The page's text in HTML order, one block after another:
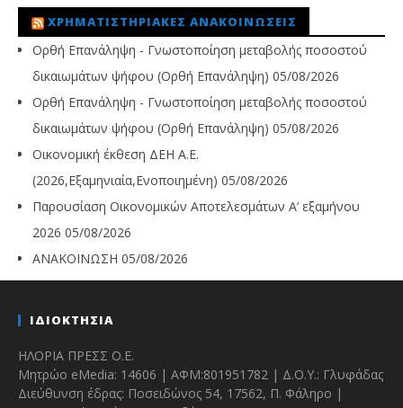
ΧΡΗΜΑΤΙΣΤΗΡΙΑΚΈΣ ΑΝΑΚΟΙΝΏΣΕΙΣ
Ορθή Επανάληψη - Γνωστοποίηση μεταβολής ποσοστού
δικαιωμάτων ψήφου (Ορθή Επανάληψη) 05/08/2026
Ορθή Επανάληψη - Γνωστοποίηση μεταβολής ποσοστού
δικαιωμάτων ψήφου (Ορθή Επανάληψη) 05/08/2026
Οικονομική έκθεση ΔΕΗ Α.Ε.
(2026,Εξαμηνιαία,Ενοποιημένη) 05/08/2026
Παρουσίαση Οικονομικών Αποτελεσμάτων Α’ εξαμήνου
2026 05/08/2026
ΑΝΑΚΟΙΝΩΣΗ 05/08/2026
ΙΔΙΟΚΤΗΣΙΑ
ΗΛΟΡΙΑ ΠΡΕΣΣ Ο.Ε.
Μητρώο eMedia: 14606 | ΑΦΜ:801951782 | Δ.Ο.Υ.: Γλυφάδας
Διεύθυνση έδρας: Ποσειδώνος 54, 17562, Π. Φάληρο |